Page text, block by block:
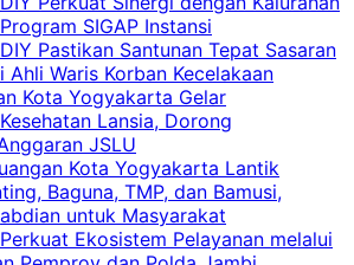
SIGAP Instansi
Pastikan Santunan Tepat Sasaran
Ahli Waris Korban Kecelakaan
Kota Yogyakarta Gelar
Lansia, Dorong
JSLU
Kota Yogyakarta Lantik
Baguna, TMP, dan Bamusi,
untuk Masyarakat
Ekosistem Pelayanan melalui